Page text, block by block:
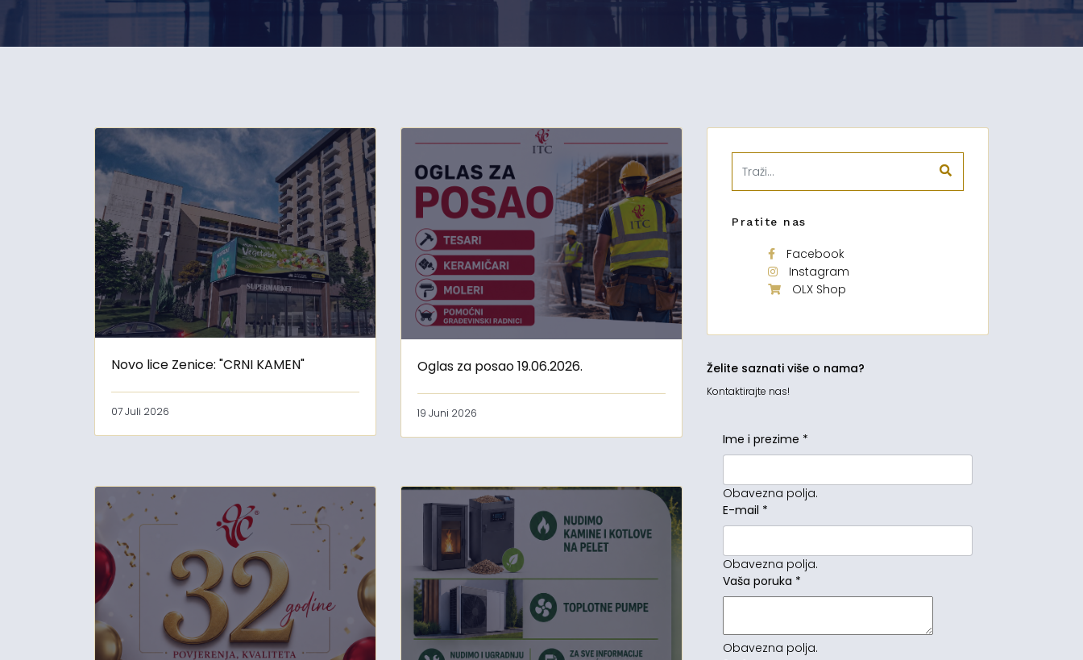
Novo lice Zenice: "CRNI KAMEN"
07 Juli 2026
Oglas za posao 19.06.2026.
19 Juni 2026
Pratite nas
Facebook
Instagram
OLX Shop
Želite saznati više o nama?
Kontaktirajte nas!
Ime i prezime *
Obavezna polja.
E-mail *
Obavezna polja.
Vaša poruka *
Obavezna polja.